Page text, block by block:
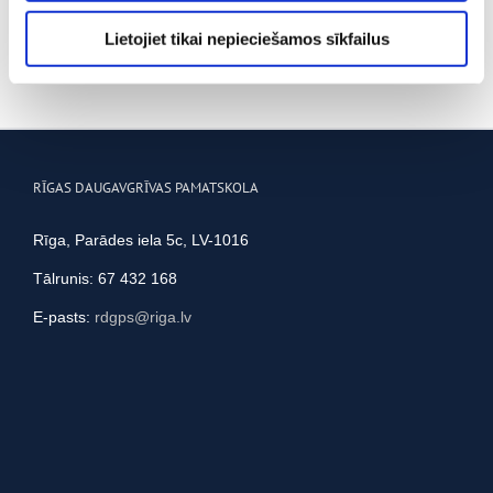
viņiem sniedzat vai ko viņi apkopo, kad lietojat viņu
Lietojiet tikai nepieciešamos sīkfailus
RĪGAS DAUGAVGRĪVAS PAMATSKOLA
Rīga, Parādes iela 5c, LV-1016
Tālrunis: 67 432 168
E-pasts: rdgps@riga.lv